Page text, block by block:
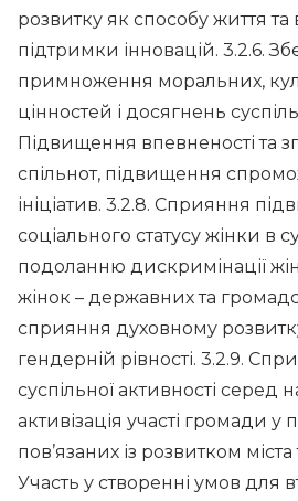
розвитку як способу життя та
підтримки інновацій. 3.2.6.
примноження моральних,
цінностей і досягнень
Підвищення впевненості та
спільнот, підвищення
ініціатив. 3.2.8. Сприяння
соціального статусу жінки в
подоланню дискримінації
жінок – державних та
сприяння духовному
гендерній рівності. 3.2.9.
суспільної активності серед
активізація участі громади у
пов’язаних із розвитком міста
Участь у створенні умов для